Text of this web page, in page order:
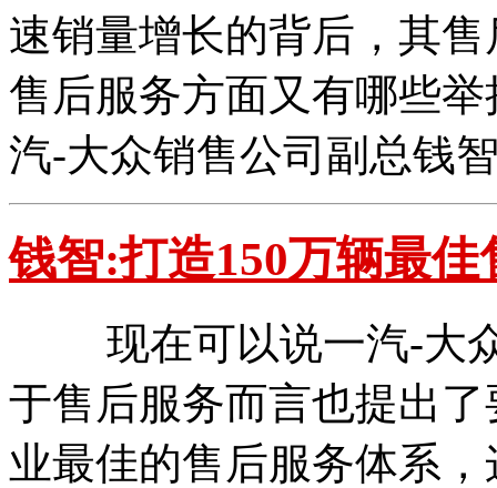
速销量增长的背后，其
售后服务方面又有哪些
汽-大众销售公司副总钱
钱智:打造150万辆最
现在可以说一汽-大众
于售后服务而言也提出
业最佳的售后服务体系